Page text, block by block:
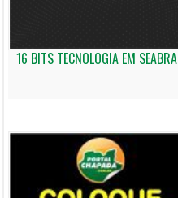
16 BITS TECNOLOGIA EM SEABRA